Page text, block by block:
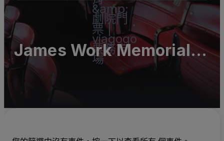
&amp;
劇院門
票 |
viagogo
票務市
場
James Work Memorial
Stadium